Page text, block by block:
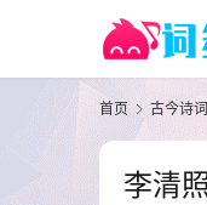
首页 古今诗词
李清